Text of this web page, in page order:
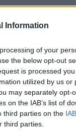
Information
of your
the below opt-out
is processed
utilized by us or
may separately opt-
on the IAB’s list of
third parties on the
third parties.